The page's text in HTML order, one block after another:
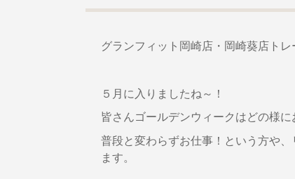
グランフィット岡崎店・岡崎葵店ト
５月に入りましたね～！
皆さんゴールデンウィークはどの様
普段と変わらずお仕事！という方や
ます。